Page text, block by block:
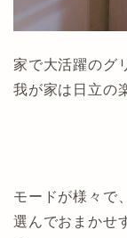
家で大活躍のグ
我が家は日立の
モードが様々で
選んでおまかせ